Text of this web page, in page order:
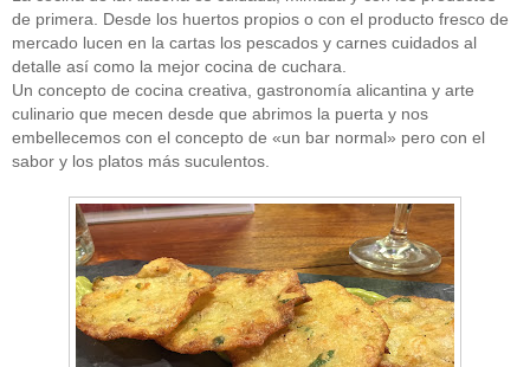
de primera. Desde los huertos propios o con el producto fresco de
mercado lucen en la cartas los pescados y carnes cuidados al
detalle así como la mejor cocina de cuchara.
Un concepto de cocina creativa, gastronomía alicantina y arte
culinario que mecen desde que abrimos la puerta y nos
embellecemos con el concepto de «un bar normal» pero con el
sabor y los platos más suculentos.